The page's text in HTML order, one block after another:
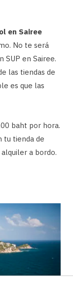
en Sairee
No te será
SUP en Sairee.
las tiendas de
es que las
baht por hora.
tu tienda de
a bordo.